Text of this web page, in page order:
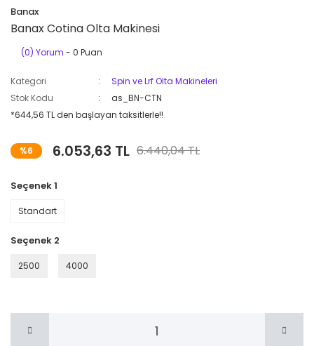
Banax
Banax Cotina Olta Makinesi
(0) Yorum - 0 Puan
Kategori
Spin ve Lrf Olta Makineleri
Stok Kodu
as_BN-CTN
*644,56 TL den başlayan taksitlerle!!
%6 6.053,63 TL 6.440,04 TL
Seçenek 1
Standart
Seçenek 2
2500 4000